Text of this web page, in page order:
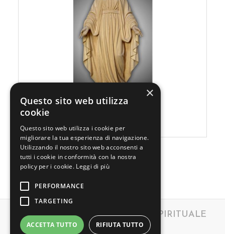
Scarica il testo
OSSERVATORIO SCIENTIFICO SPIRITUALE
×
Questo sito web utilizza
cookie
Questo sito web utilizza i cookie per
migliorare la tua esperienza di navigazione.
Utilizzando il nostro sito web acconsenti a
tutti i cookie in conformità con la nostra
policy per i cookie. Leggi di più
PERFORMANCE
TARGETING
ACCETTA TUTTO RIFIUTA TUTTO